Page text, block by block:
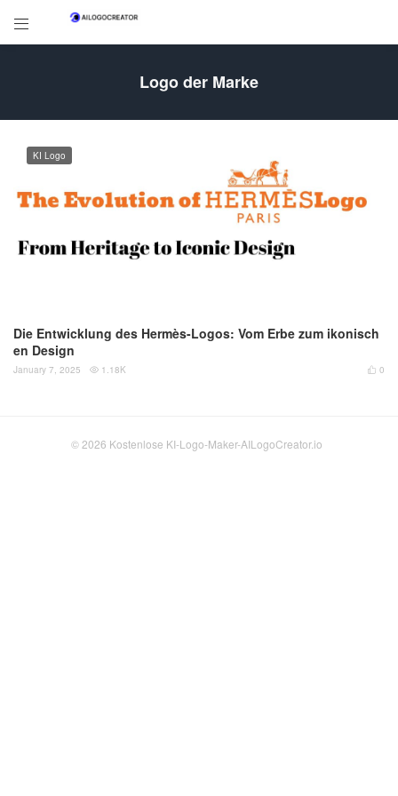

Logo der Marke
Die Entwicklung des Hermès-Logos: Vom Erbe zum ikonisch
en Design
KI Logo
 0
January 7, 2025  1.18K
© 2026 Kostenlose KI-Logo-Maker-AILogoCreator.io